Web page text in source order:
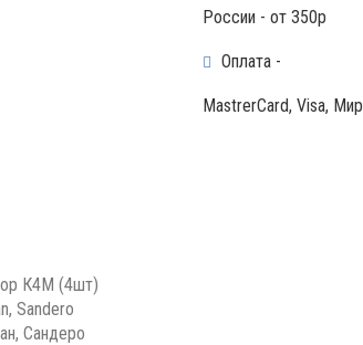
России - от 350р
Оплата -
MastrerCard, Visa, Мир
К4М (4шт)
Sandero
Сандеро